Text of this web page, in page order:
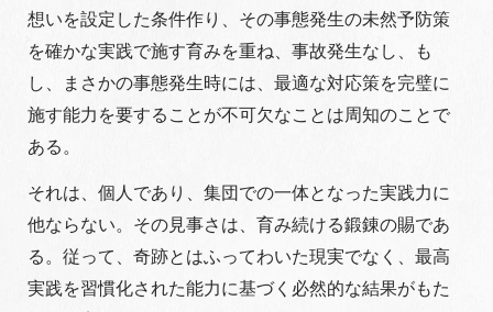
想いを設定した条件作り、その事態発生の未然予防策
を確かな実践で施す育みを重ね、事故発生なし、も
し、まさかの事態発生時には、最適な対応策を完璧に
施す能力を要することが不可欠なことは周知のことで
ある。
それは、個人であり、集団での一体となった実践力に
他ならない。その見事さは、育み続ける鍛錬の賜であ
る。従って、奇跡とはふってわいた現実でなく、最高
実践を習慣化された能力に基づく必然的な結果がもた